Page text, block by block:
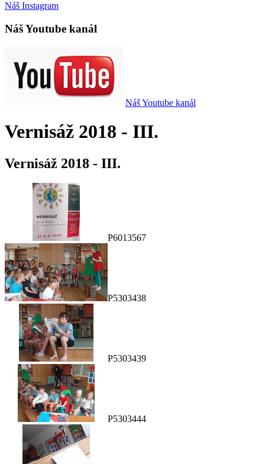
Náš Instagram
Náš Youtube kanál
Náš Youtube kanál
Vernisáž 2018 - III.
Vernisáž 2018 - III.
P6013567
P5303438
P5303439
P5303444